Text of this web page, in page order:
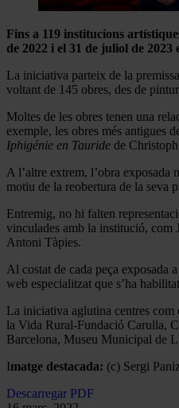
Fins a 119 institucions
de 2022 i el 31 de juliol de
La iniciativa parteix de la
voltant de 145 obres, des de
Moltes de les obres tenen una
exemple, les obres més antigues
Iphigénie en Tauride de
A l’altre extrem, l’obra exposada
motiu de la reobertura de la seva
Entremig, no hi falten
vinculades amb la institució, com
Antoni Tàpies.
Al costat de cada peça exposada
web especialitzat que s’ha
La iniciativa aglutina centres
la Vida Rural-Fundació Carulla,
Barcelona, Museu Municipal de
Imatge destacada: (c) Sergi
Descarregar PDF